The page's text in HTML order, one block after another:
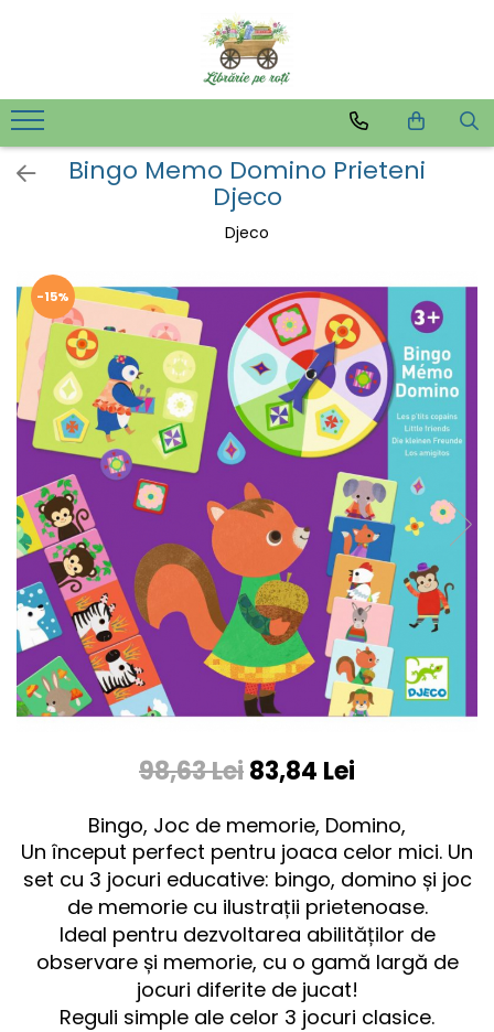
Bingo Memo Domino Prieteni
Djeco
Djeco
-15%
98,63 Lei83,84 Lei
Bingo, Joc de memorie, Domino,
Un început perfect pentru joaca celor mici. Un
set cu 3 jocuri educative: bingo, domino și joc
de memorie cu ilustrații prietenoase.
Ideal pentru dezvoltarea abilităților de
observare și memorie, cu o gamă largă de
jocuri diferite de jucat!
Reguli simple ale celor 3 jocuri clasice.